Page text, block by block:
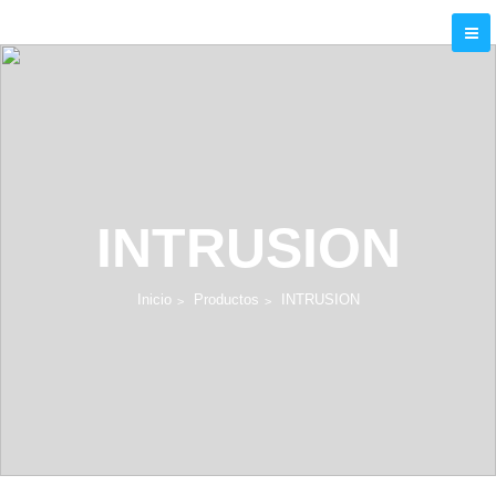
INTRUSION
Inicio Productos INTRUSION